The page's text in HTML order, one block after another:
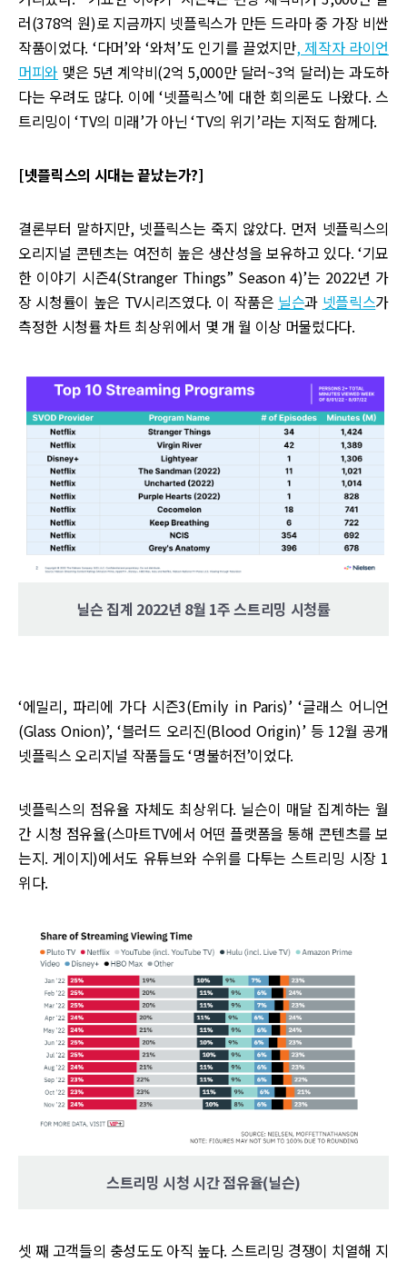
러(378억 원)로 지금까지 넷플릭스가 만든 드라마 중 가장 비싼
작품이었다. ‘다머’와 ‘와처’도 인기를 끌었지만, 제작자 라이언
머피와 맺은 5년 계약비(2억 5,000만 달러~3억 달러)는 과도하
다는 우려도 많다. 이에 ‘넷플릭스’에 대한 회의론도 나왔다. 스
트리밍이 ‘TV의 미래’가 아닌 ‘TV의 위기’라는 지적도 함께다.
[넷플릭스의 시대는 끝났는가?]
결론부터 말하지만, 넷플릭스는 죽지 않았다. 먼저 넷플릭스의
오리지널 콘텐츠는 여전히 높은 생산성을 보유하고 있다. ‘기묘
한 이야기 시즌4(Stranger Things” Season 4)’는 2022년 가
장 시청률이 높은 TV시리즈였다. 이 작품은 닐슨과 넷플릭스가
측정한 시청률 차트 최상위에서 몇 개 월 이상 머물렀다다.
닐슨 집계 2022년 8월 1주 스트리밍 시청률
‘에밀리, 파리에 가다 시즌3(Emily in Paris)’ ‘글래스 어니언
(Glass Onion)’, ‘블러드 오리진(Blood Origin)’ 등 12월 공개
넷플릭스 오리지널 작품들도 ‘명불허전’이었다.
넷플릭스의 점유율 자체도 최상위다. 닐슨이 매달 집계하는 월
간 시청 점유율(스마트TV에서 어떤 플랫폼을 통해 콘텐츠를 보
는지. 게이지)에서도 유튜브와 수위를 다투는 스트리밍 시장 1
위다.
스트리밍 시청 시간 점유율(닐슨)
셋 째 고객들의 충성도도 아직 높다. 스트리밍 경쟁이 치열해 지